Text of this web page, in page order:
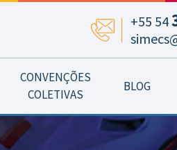
+55 54
CONVENÇÕES
COLETIVAS
BLOG